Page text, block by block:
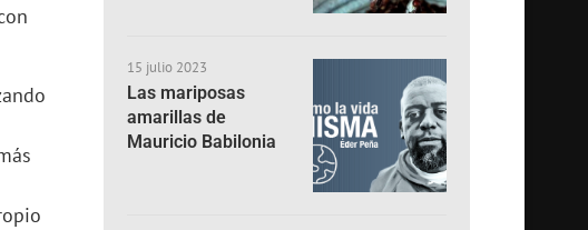
15 julio 2023
Las mariposas
amarillas de
Mauricio Babilonia